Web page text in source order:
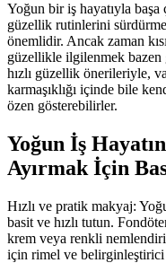
Yoğun bir iş hayatıyla başa
güzellik rutinlerini
önemlidir. Ancak zaman
güzellikle ilgilenmek
hızlı güzellik önerileriyle,
karmaşıklığı içinde bile
özen gösterebilirler.
Yoğun İş
Ayırmak İçin
Hızlı ve pratik makyaj:
basit ve hızlı tutun.
krem veya renkli
için rimel ve